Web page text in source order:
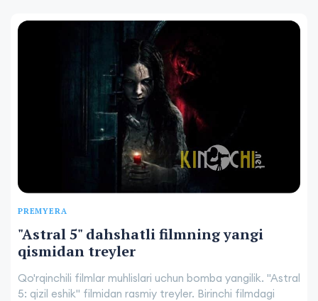
PREMYERA
"Astral 5" dahshatli filmning yangi
qismidan treyler
Qo'rqinchili filmlar muhlislari uchun bomba yangilik. "Astral
5: qizil eshik" filmidan rasmiy treyler. Birinchi filmdagi